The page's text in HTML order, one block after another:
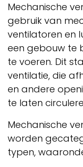
Mechanische
gebruik van
ventilatoren en
een gebouw te
te voeren. Dit
ventilatie, die
en andere
te laten
Mechanische
worden
typen,